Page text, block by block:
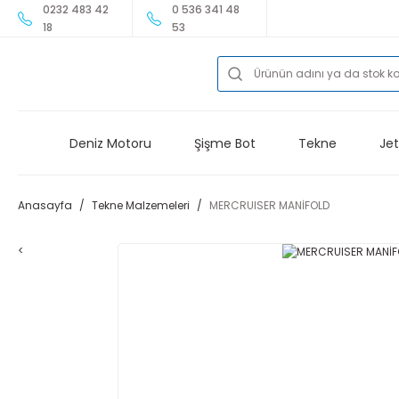
0232 483 42
18
0 536 341 48
53
Deniz Motoru Şişme Bot Tekne
Anasayfa Tekne Malzemeleri MERCRUISER MANİFOLD
<